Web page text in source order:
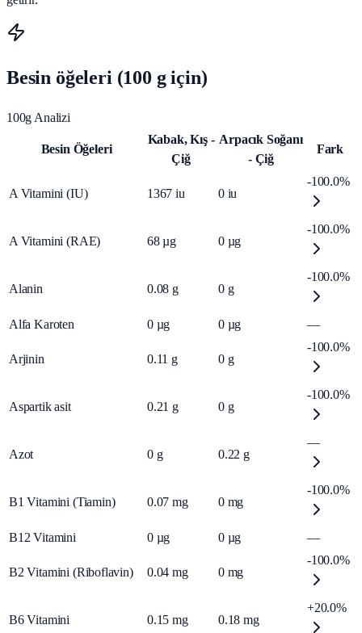
Besin öğeleri (100 g için)
100g Analizi
Besin Öğeleri
Kabak, Kış -
Çiğ
Arpacık Soğanı
- Çiğ
Fark
A Vitamini (IU) 1367 iu 0 iu
-100.0%
A Vitamini (RAE) 68 µg 0 µg
-100.0%
Alanin 0.08 g 0 g
-100.0%
Alfa Karoten 0 µg 0 µg —
Arjinin 0.11 g 0 g
-100.0%
Aspartik asit 0.21 g 0 g
-100.0%
Azot 0 g 0.22 g
—
B1 Vitamini (Tiamin) 0.07 mg 0 mg
-100.0%
B12 Vitamini 0 µg 0 µg —
B2 Vitamini (Riboflavin) 0.04 mg 0 mg
-100.0%
B6 Vitamini 0.15 mg 0.18 mg
+20.0%